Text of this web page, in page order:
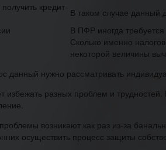
кредит В таком случае данный
В ПФР иногда
Сколько именно
некоторой величины
данный нужно рассматривать
избежать разных проблем и
возникают как раз из-за
осуществить процесс защиты